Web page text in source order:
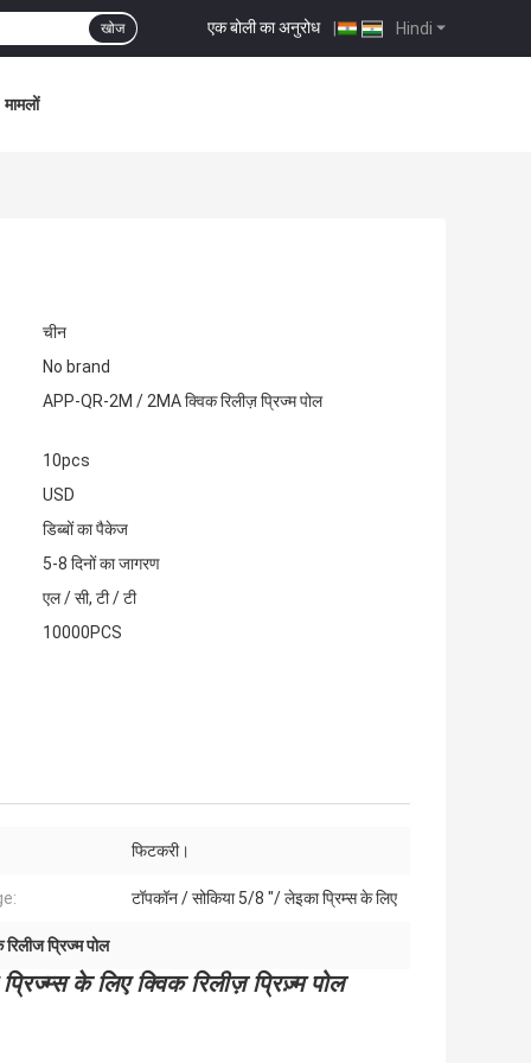
Hindi
एक बोली का अनुरोध |
खोज
मामलों
चीन
No brand
APP-QR-2M / 2MA क्विक रिलीज़ प्रिज्म पोल
10pcs
USD
डिब्बों का पैकेज
5-8 दिनों का जागरण
एल / सी, टी / टी
10000PCS
फिटकरी।
टॉपकॉन / सोकिया 5/8 "/ लेइका प्रिम्स के लिए
रिलीज प्रिज्म पोल
के लिए क्विक रिलीज़ प्रिज़्म पोल